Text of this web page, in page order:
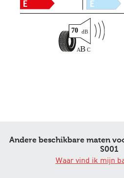
70
Andere beschikbare maten
S001
Waar vind ik mijn